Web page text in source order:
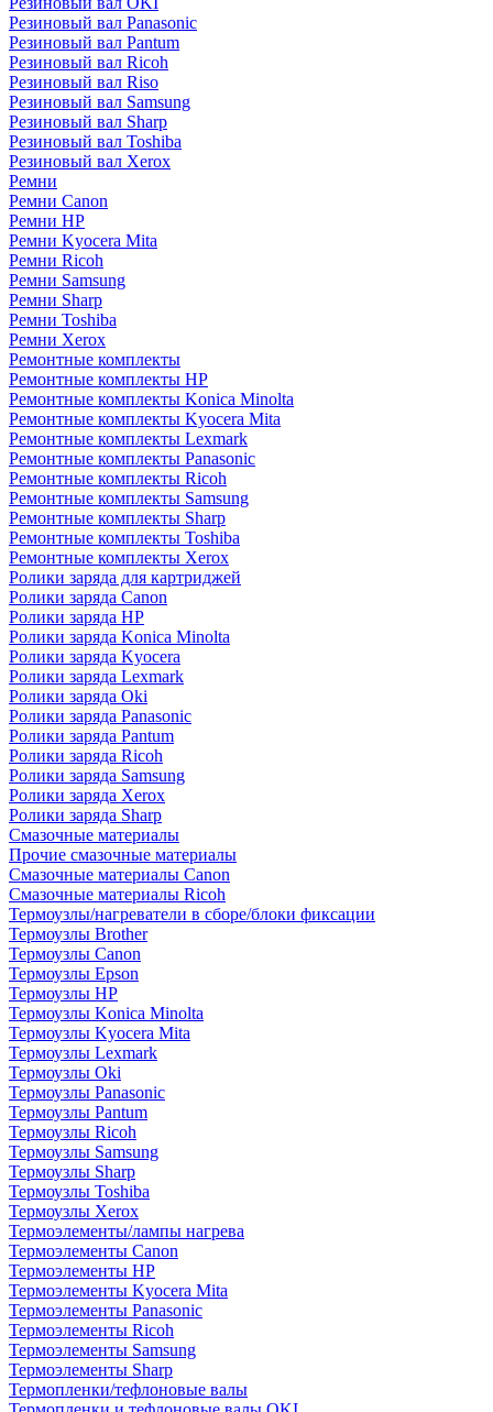
Резиновый вал Panasonic
Резиновый вал Pantum
Резиновый вал Ricoh
Резиновый вал Riso
Резиновый вал Samsung
Резиновый вал Sharp
Резиновый вал Toshiba
Резиновый вал Xerox
Ремни
Ремни Canon
Ремни HP
Ремни Kyocera Mita
Ремни Ricoh
Ремни Samsung
Ремни Sharp
Ремни Toshiba
Ремни Xerox
Ремонтные комплекты
Ремонтные комплекты HP
Ремонтные комплекты Konica Minolta
Ремонтные комплекты Kyocera Mita
Ремонтные комплекты Lexmark
Ремонтные комплекты Panasonic
Ремонтные комплекты Ricoh
Ремонтные комплекты Samsung
Ремонтные комплекты Sharp
Ремонтные комплекты Toshiba
Ремонтные комплекты Xerox
Ролики заряда для картриджей
Ролики заряда Canon
Ролики заряда HP
Ролики заряда Konica Minolta
Ролики заряда Kyocera
Ролики заряда Lexmark
Ролики заряда Oki
Ролики заряда Panasonic
Ролики заряда Pantum
Ролики заряда Ricoh
Ролики заряда Samsung
Ролики заряда Xerox
Ролики заряда Sharp
Смазочные материалы
Прочие смазочные материалы
Смазочные материалы Canon
Смазочные материалы Ricoh
Термоузлы/нагреватели в сборе/блоки фиксации
Термоузлы Brother
Термоузлы Canon
Термоузлы Epson
Термоузлы HP
Термоузлы Konica Minolta
Термоузлы Kyocera Mita
Термоузлы Lexmark
Термоузлы Oki
Термоузлы Panasonic
Термоузлы Pantum
Термоузлы Ricoh
Термоузлы Samsung
Термоузлы Sharp
Термоузлы Toshiba
Термоузлы Xerox
Термоэлементы/лампы нагрева
Термоэлементы Canon
Термоэлементы HP
Термоэлементы Kyocera Mita
Термоэлементы Panasonic
Термоэлементы Ricoh
Термоэлементы Samsung
Термоэлементы Sharp
Термопленки/тефлоновые валы